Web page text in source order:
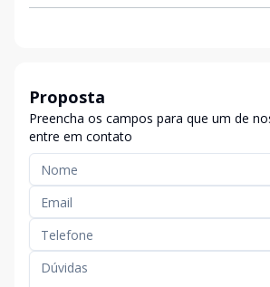
Proposta
Preencha os campos para que um de
entre em contato